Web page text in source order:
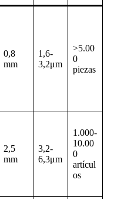
0,8
mm
1,6-
3,2μm
>5.00
0
piezas
2,5
mm
3,2-
6,3μm
1.000-
10.00
0
artícul
os